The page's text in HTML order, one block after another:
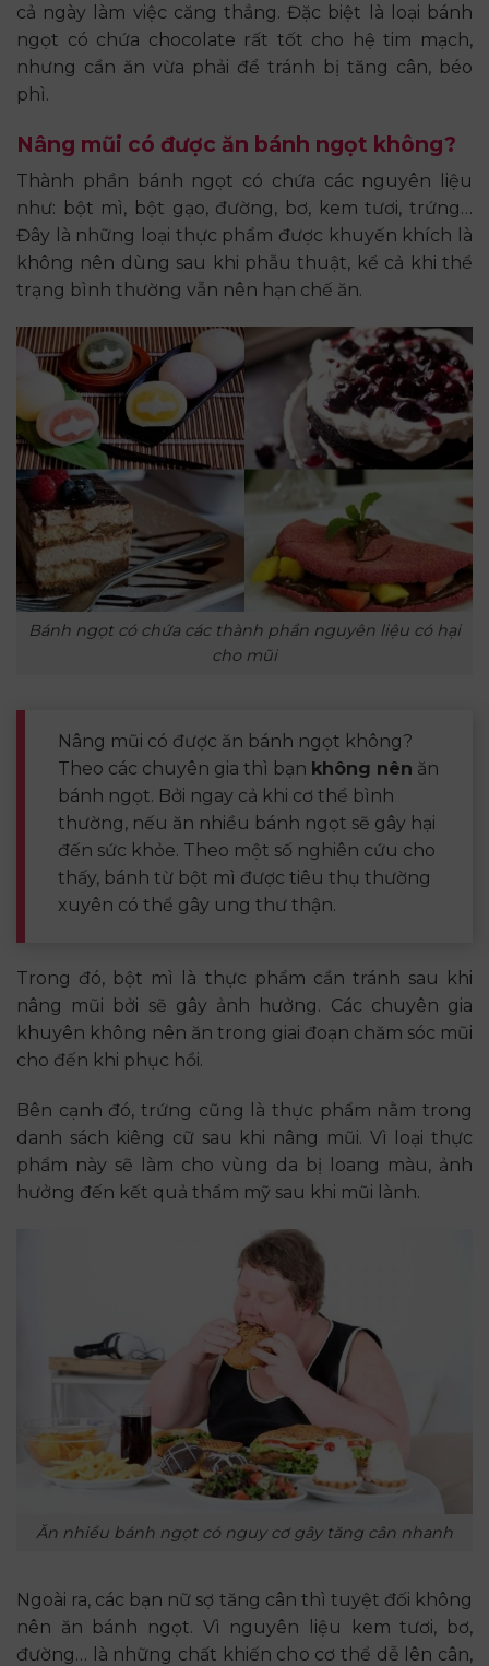
cả ngày làm việc căng thẳng. Đặc biệt là loại bánh
ngọt có chứa chocolate rất tốt cho hệ tim mạch,
nhưng cần ăn vừa phải để tránh bị tăng cân, béo
phì.
Nâng mũi có được ăn bánh ngọt không?
Thành phần bánh ngọt có chứa các nguyên liệu
như: bột mì, bột gạo, đường, bơ, kem tươi, trứng…
Đây là những loại thực phẩm được khuyến khích là
không nên dùng sau khi phẫu thuật, kể cả khi thể
trạng bình thường vẫn nên hạn chế ăn.
Bánh ngọt có chứa các thành phần nguyên liệu có hại
cho mũi
Nâng mũi có được ăn bánh ngọt không?
Theo các chuyên gia thì bạn không nên ăn
bánh ngọt. Bởi ngay cả khi cơ thể bình
thường, nếu ăn nhiều bánh ngọt sẽ gây hại
đến sức khỏe. Theo một số nghiên cứu cho
thấy, bánh từ bột mì được tiêu thụ thường
xuyên có thể gây ung thư thận.
Trong đó, bột mì là thực phẩm cần tránh sau khi
nâng mũi bởi sẽ gây ảnh hưởng. Các chuyên gia
khuyên không nên ăn trong giai đoạn chăm sóc mũi
cho đến khi phục hồi.
Bên cạnh đó, trứng cũng là thực phẩm nằm trong
danh sách kiêng cữ sau khi nâng mũi. Vì loại thực
phẩm này sẽ làm cho vùng da bị loang màu, ảnh
hưởng đến kết quả thẩm mỹ sau khi mũi lành.
Ăn nhiều bánh ngọt có nguy cơ gây tăng cân nhanh
Ngoài ra, các bạn nữ sợ tăng cân thì tuyệt đối không
nên ăn bánh ngọt. Vì nguyên liệu kem tươi, bơ,
đường… là những chất khiến cho cơ thể dễ lên cân,